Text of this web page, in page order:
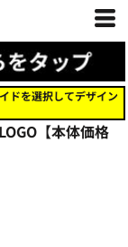
ドを選択してデザイン
【本体価格